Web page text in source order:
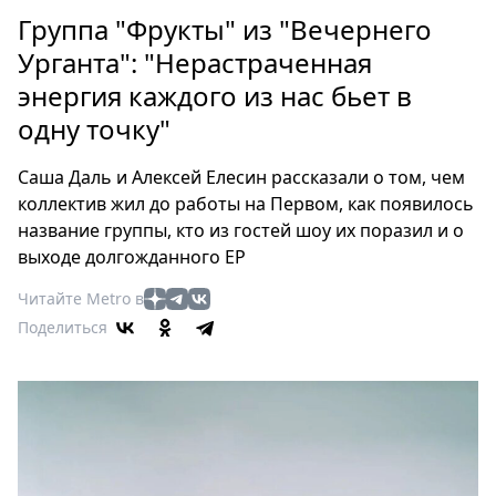
Россия
Мир
Здоровье
Еда
Туризм
Мода
Театр
Кино
Книги
Выставки
Группа "Фрукты" из "Вечернего
Урганта": "Нерастраченная
энергия каждого из нас бьет в
одну точку"
Саша Даль и Алексей Елесин рассказали о том, чем
коллектив жил до работы на Первом, как появилось
название группы, кто из гостей шоу их поразил и о
выходе долгожданного EP
Читайте Metro в
Поделиться